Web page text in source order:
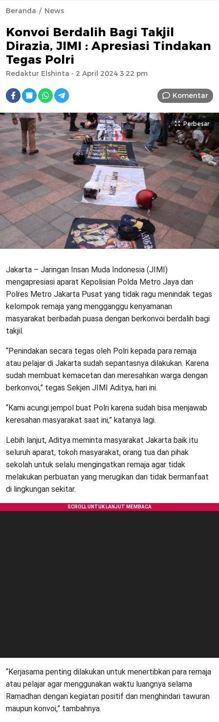
Beranda News
Konvoi Berdalih Bagi Takjil
Dirazia, JIMI : Apresiasi Tindakan
Tegas Polri
Redaktur Elshinta - 2 April 2024 3:22 pm
Komentar
Perbesar
Jakarta – Jaringan Insan Muda Indonesia (JIMI)
mengapresiasi aparat Kepolisian Polda Metro Jaya dan
Polres Metro Jakarta Pusat yang tidak ragu menindak tegas
kelompok remaja yang mengganggu kenyamanan
masyarakat beribadah puasa dengan berkonvoi berdalih bagi
takjil.
“Penindakan secara tegas oleh Polri kepada para remaja
atau pelajar di Jakarta sudah sepantasnya dilakukan. Karena
sudah membuat kemacetan dan meresahkan warga dengan
berkonvoi,” tegas Sekjen JIMI Aditya, hari ini.
“Kami acungi jempol buat Polri karena sudah bisa menjawab
keresahan masyarakat saat ini,” katanya lagi.
Lebih lanjut, Aditya meminta masyarakat Jakarta baik itu
seluruh aparat, tokoh masyarakat, orang tua dan pihak
sekolah untuk selalu mengingatkan remaja agar tidak
melakukan perbuatan yang merugikan dan tidak bermanfaat
di lingkungan sekitar.
“Kerjasama penting dilakukan untuk menertibkan para remaja
atau pelajar agar menggunakan waktu luangnya selama
Ramadhan dengan kegiatan positif dan menghindari tawuran
maupun konvoi,” tambahnya.